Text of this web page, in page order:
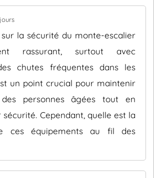
la sécurité du monte-escalier
rassurant, surtout avec
chutes fréquentes dans les
un point crucial pour maintenir
des personnes âgées tout en
Cependant, quelle est la
ces équipements au fil des